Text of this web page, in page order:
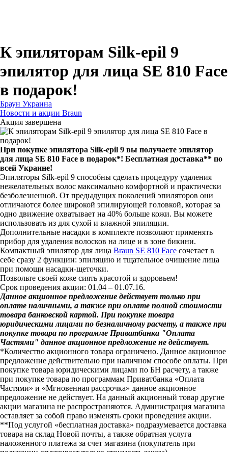
К эпиляторам Silk-epil 9
эпилятор для лица SE 810 Face
в подарок!
Браун Украина
Новости и акции Braun
Акция завершена
При покупке эпилятора Silk-epil 9 вы получаете эпилятор
для лица SE 810 Face в подарок*! Бесплатная доставка** по
всей Украине!
Эпиляторы Silk-epil 9 способны сделать процедуру удаления
нежелательных волос максимально комфортной и практически
безболезненной. От предыдущих поколений эпиляторов они
отличаются более широкой эпилирующей головкой, которая за
одно движение охватывает на 40% больше кожи. Вы можете
использовать из для сухой и влажной эпиляции.
Дополнительные насадки в комплекте позволяют применять
прибор для удаления волосков на лице и в зоне бикини.
Компактный эпилятор для лица Braun SE 810 Face сочетает в
себе сразу 2 функции: эпиляцию и тщательное очищение лица
при помощи насадки-щеточки.
Позвольте своей коже сиять красотой и здоровьем!
Срок проведения акции: 01.04 – 01.07.16.
Данное акционное предложение действует только при
оплате наличными, а также при оплате полной стоимости
товара банковской картой. При покупке товара
юридическими лицами по безналичному расчету, а также при
покупке товара по программе Приватбанка "Оплата
Частями" данное акционное предложение не действует.
*Количество акционного товара ограничено. Данное акционное
предложение действительно при наличном способе оплаты. При
покупке товара юридическими лицами по БН расчету, а также
при покупке товара по программам Приватбанка «Оплата
Частями» и «Мгновенная рассрочка» данное акционное
предложение не действует. На данный акционный товар другие
акции магазина не распространяются. Администрация магазина
оставляет за собой право изменять сроки проведения акции.
**Под услугой «бесплатная доставка» подразумевается доставка
товара на склад Новой почты, а также обратная услуга
наложенного платежа за счет магазина (покупатель при